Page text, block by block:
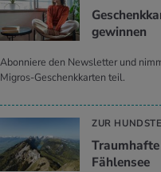
gewinnen
Abonniere den Newsletter und
Migros-Geschenkkarten teil.
ZUR
Fählensee